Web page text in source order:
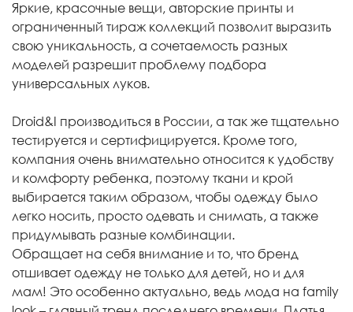
Яркие, красочные вещи, авторские принты и
ограниченный тираж коллекций позволит выразить
свою уникальность, а сочетаемость разных
моделей разрешит проблему подбора
универсальных луков.
Droid&I производиться в России, а так же тщательно
тестируется и сертифицируется. Кроме того,
компания очень внимательно относится к удобству
и комфорту ребенка, поэтому ткани и крой
выбирается таким образом, чтобы одежду было
легко носить, просто одевать и снимать, а также
придумывать разные комбинации.
Обращает на себя внимание и то, что бренд
отшивает одежду не только для детей, но и для
мам! Это особенно актуально, ведь мода на family